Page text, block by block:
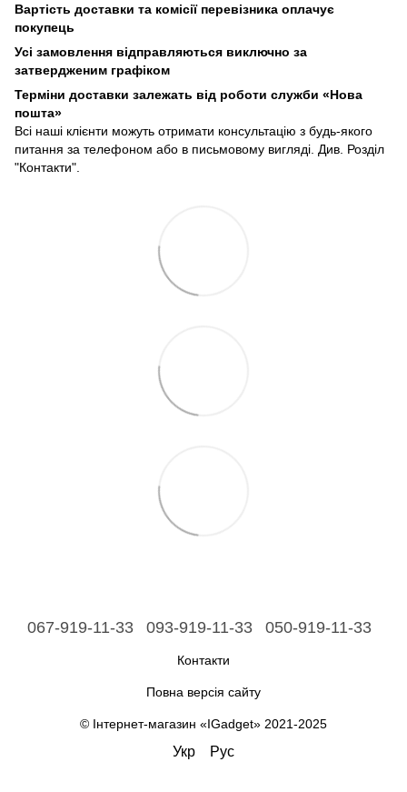
Вартість доставки та комісії перевізника оплачує
покупець
Усі замовлення відправляються виключно за
затвердженим графіком
Терміни доставки залежать від роботи служби «Нова
пошта»
Всі наші клієнти можуть отримати консультацію з будь-якого
питання за телефоном або в письмовому вигляді. Див. Розділ
"Контакти".
067-919-11-33 093-919-11-33 050-919-11-33
Контакти
Повна версія сайту
© Інтернет-магазин «IGadget» 2021-2025
Укр Рус